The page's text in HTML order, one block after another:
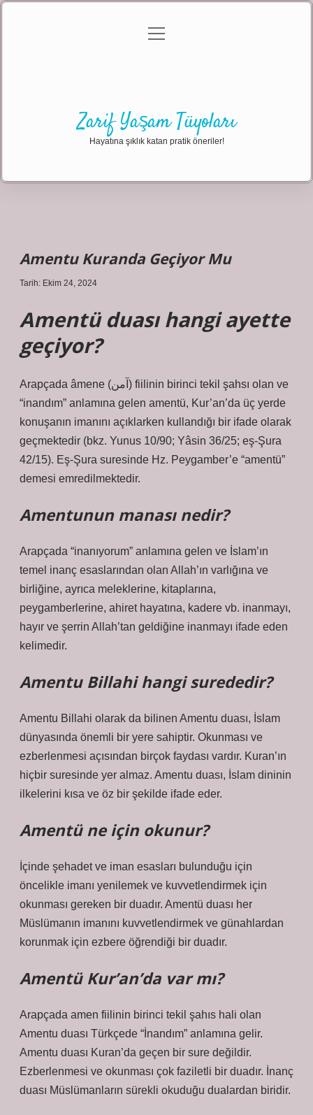
Gizlilik Politikası
menüyü
Zarif Yaşam Tüyoları
Hayatına şıklık katan pratik öneriler!
Amentu Kuranda Geçiyor Mu
Tarih: Ekim 24, 2024
Amentü duası hangi ayette
geçiyor?
Arapçada âmene (آمن) fiilinin birinci tekil şahsı olan ve
“inandım” anlamına gelen amentü, Kur’an’da üç yerde
konuşanın imanını açıklarken kullandığı bir ifade olarak
geçmektedir (bkz. Yunus 10/90; Yâsin 36/25; eş-Şura
42/15). Eş-Şura suresinde Hz. Peygamber’e “amentü”
demesi emredilmektedir.
Amentunun manası nedir?
Arapçada “inanıyorum” anlamına gelen ve İslam’ın
temel inanç esaslarından olan Allah’ın varlığına ve
birliğine, ayrıca meleklerine, kitaplarına,
peygamberlerine, ahiret hayatına, kadere vb. inanmayı,
hayır ve şerrin Allah’tan geldiğine inanmayı ifade eden
kelimedir.
Amentu Billahi hangi surededir?
Amentu Billahi olarak da bilinen Amentu duası, İslam
dünyasında önemli bir yere sahiptir. Okunması ve
ezberlenmesi açısından birçok faydası vardır. Kuran’ın
hiçbir suresinde yer almaz. Amentu duası, İslam dininin
ilkelerini kısa ve öz bir şekilde ifade eder.
Amentü ne için okunur?
İçinde şehadet ve iman esasları bulunduğu için
öncelikle imanı yenilemek ve kuvvetlendirmek için
okunması gereken bir duadır. Amentü duası her
Müslümanın imanını kuvvetlendirmek ve günahlardan
korunmak için ezbere öğrendiği bir duadır.
Amentü Kur’an’da var mı?
Arapçada amen fiilinin birinci tekil şahıs hali olan
Amentu duası Türkçede “İnandım” anlamına gelir.
Amentu duası Kuran’da geçen bir sure değildir.
Ezberlenmesi ve okunması çok faziletli bir duadır. İnanç
duası Müslümanların sürekli okuduğu dualardan biridir.